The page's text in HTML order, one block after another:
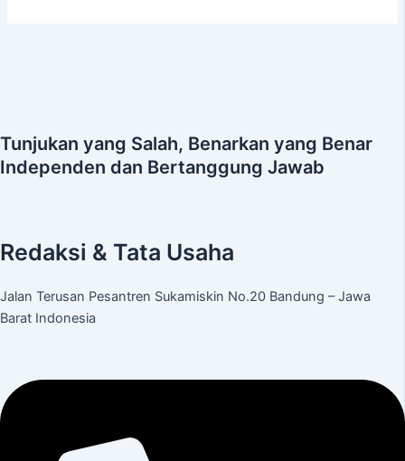
Tunjukan yang Salah, Benarkan yang Benar
Independen dan Bertanggung Jawab
Redaksi & Tata Usaha
Jalan Terusan Pesantren Sukamiskin No.20 Bandung – Jawa
Barat Indonesia